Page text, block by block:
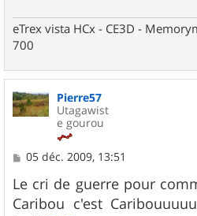
eTrex vista HCx - CE3D -
700
Pierre57
Utagawist
e gourou
M
s
s
a
05 déc. 2009, 13:51
Le cri de guerre pour
Caribou c'est